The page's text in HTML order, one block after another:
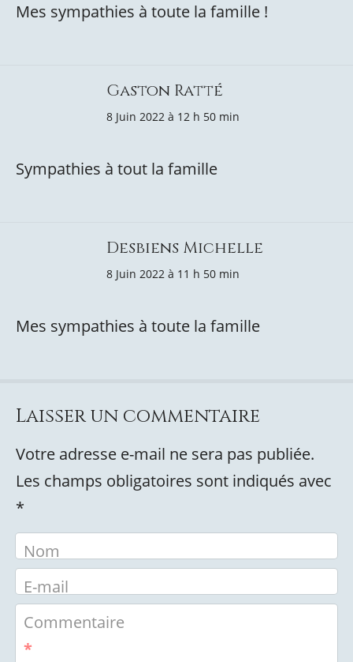
Mes sympathies à toute la famille !
Gaston Ratté
8 Juin 2022 à 12 h 50 min
Sympathies à tout la famille
Desbiens Michelle
8 Juin 2022 à 11 h 50 min
Mes sympathies à toute la famille
Laisser un commentaire
Votre adresse e-mail ne sera pas publiée.
Les champs obligatoires sont indiqués avec
*
Nom
E-mail
Commentaire
*